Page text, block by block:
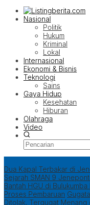
Nasional
Politik
Hukum
Kriminal
Lokal
Internasional
Ekonomi & Bisnis
Teknologi
Sains
Gaya Hidup
Kesehatan
Hiburan
Olahraga
Video
Dua Kapal Terbakar di
Sejarah SMAN 9
Bantah HGU di
Proses Pembaruan
Ditolak, Tergugat Menang